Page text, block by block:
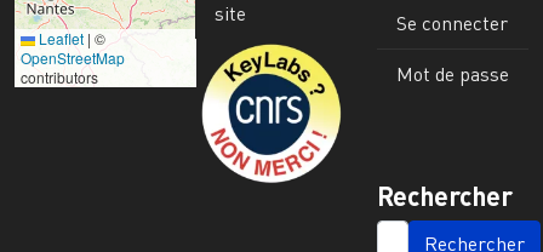
Leaflet | ©
OpenStreetMap
contributors
site
Image
Se connecter
Mot de passe
Rechercher
SEARCH